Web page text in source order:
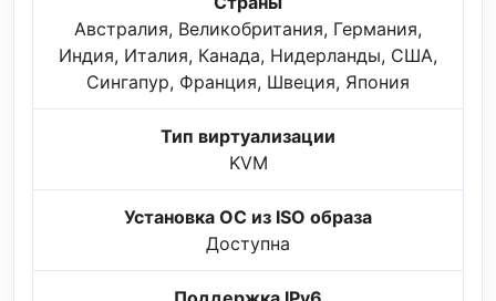
Австралия, Великобритания, Германия,
Индия, Италия, Канада, Нидерланды, США,
Сингапур, Франция, Швеция, Япония
Тип виртуализации
KVM
Установка ОС из ISO образа
Доступна